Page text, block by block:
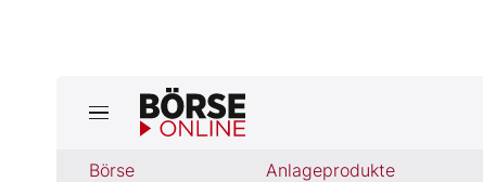
Börse Anlageprodukte
Jetzt aktuelle Ausgabe BÖRSE ONLINE lesen